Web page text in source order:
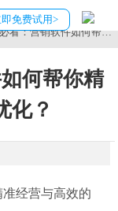
即免费试用>
看：营销软件如何帮你
何帮你精
化？
经营与高效的